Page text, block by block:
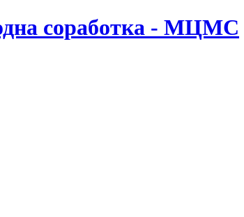
соработка - МЦМС